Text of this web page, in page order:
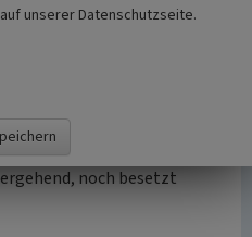
nach dieser
ließ sich bei den
Ein Weihestein für ein
der durch die Konsulangabe
datiert werden kann,
das Kastell zu diesem
noch besetzt
unserer Datenschutzseite.